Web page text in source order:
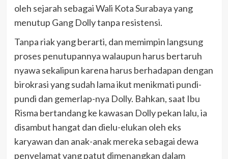
oleh sejarah sebagai Wali Kota Surabaya yang
menutup Gang Dolly tanpa resistensi.
Tanpa riak yang berarti, dan memimpin langsung
proses penutupannya walaupun harus bertaruh
nyawa sekalipun karena harus berhadapan dengan
birokrasi yang sudah lama ikut menikmati pundi-
pundi dan gemerlap-nya Dolly. Bahkan, saat Ibu
Risma bertandang ke kawasan Dolly pekan lalu, ia
disambut hangat dan dielu-elukan oleh eks
karyawan dan anak-anak mereka sebagai dewa
penyelamat yang patut dimenangkan dalam